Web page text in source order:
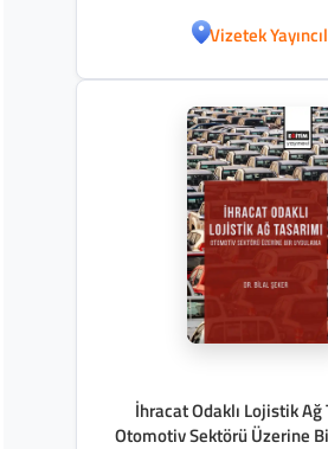
Vizetek
İhracat Odaklı Lojistik Ağ
Otomotiv Sektörü Üzerine